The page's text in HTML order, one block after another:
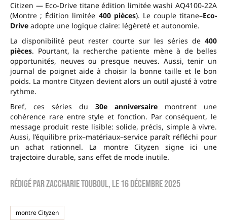
Citizen — Eco-Drive titane édition limitée washi AQ4100-22A
(Montre ; Édition limitée 400 pièces). Le couple titane–Eco-
Drive adopte une logique claire: légèreté et autonomie.
La disponibilité peut rester courte sur les séries de 400
pièces. Pourtant, la recherche patiente mène à de belles
opportunités, neuves ou presque neuves. Aussi, tenir un
journal de poignet aide à choisir la bonne taille et le bon
poids. La montre Cityzen devient alors un outil ajusté à votre
rythme.
Bref, ces séries du 30e anniversaire montrent une
cohérence rare entre style et fonction. Par conséquent, le
message produit reste lisible: solide, précis, simple à vivre.
Aussi, l’équilibre prix–matériaux–service paraît réfléchi pour
un achat rationnel. La montre Cityzen signe ici une
trajectoire durable, sans effet de mode inutile.
Rédigé parzaccharie touboul, le16 décembre 2025
montre Cityzen